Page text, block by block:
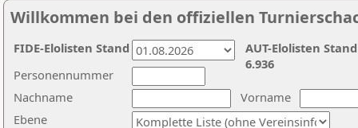
Willkommen bei den offiziellen
Nachname
Vorname
Ebene
Personennummer
AUT-Elolisten
6.936
FIDE-Elolisten Stand